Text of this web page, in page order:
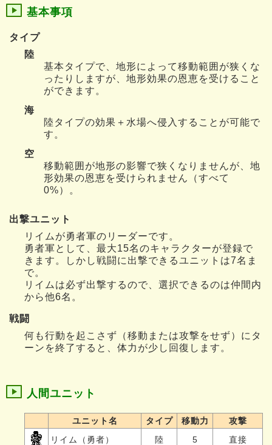
基本事項
タイプ
陸
基本タイプで、地形によって移動範囲が狭くな
ったりしますが、地形効果の恩恵を受けること
ができます。
海
陸タイプの効果＋水場へ侵入することが可能で
す。
空
移動範囲が地形の影響で狭くなりませんが、地
形効果の恩恵を受けられません（すべて
0%）。
出撃ユニット
リイムが勇者軍のリーダーです。
勇者軍として、最大15名のキャラクターが登録で
きます。しかし戦闘に出撃できるユニットは7名ま
で。
リイムは必ず出撃するので、選択できるのは仲間内
から他6名。
戦闘
何も行動を起こさず（移動または攻撃をせず）にタ
ーンを終了すると、体力が少し回復します。
人間ユニット
ユニット名 タイプ 移動力
攻撃
リイム（勇者）
陸 5
直接